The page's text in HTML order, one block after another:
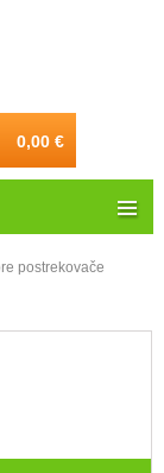
0,00 €
postrekovače